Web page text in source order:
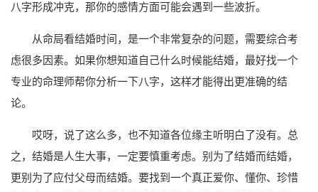
八字形成冲克，那你的感情方面可能会遇到一些波折。
从命局看结婚时间，是一个非常复杂的问题，需要综合考
虑很多因素。如果你想知道自己什么时候能结婚，最好找一个
专业的命理师帮你分析一下八字，这样才能得出更准确的结
论。
哎呀，说了这么多，也不知道各位缘主听明白了没有。总
之，结婚是人生大事，一定要慎重考虑。别为了结婚而结婚，
更别为了应付父母而结婚。要找到一个真正爱你、懂你、珍惜